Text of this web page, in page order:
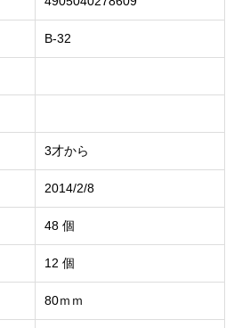
B-32
3才から
2014/2/8
48 個
12 個
80ｍｍ